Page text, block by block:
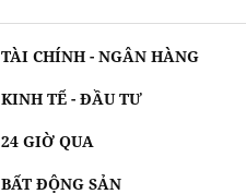
TÀI CHÍNH - NGÂN HÀNG
KINH TẾ - ĐẦU TƯ
24 GIỜ QUA
BẤT ĐỘNG SẢN